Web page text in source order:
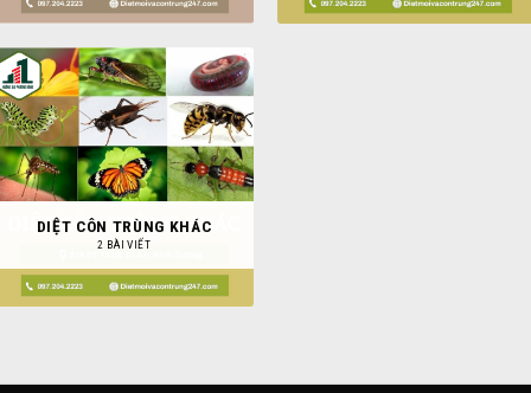
DIỆT CÔN TRÙNG KHÁC
2 BÀI VIẾT